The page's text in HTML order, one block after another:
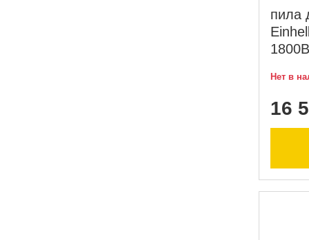
пила
Нет в
16